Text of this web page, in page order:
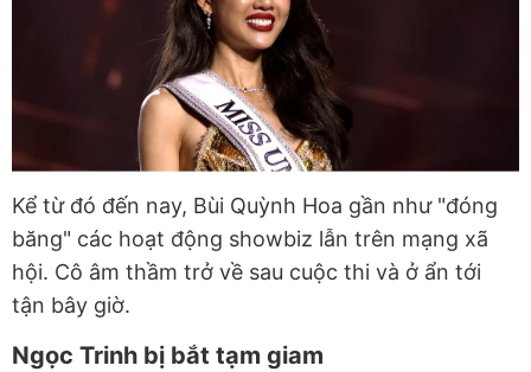
Kể từ đó đến nay, Bùi Quỳnh Hoa gần như "đóng
băng" các hoạt động showbiz lẫn trên mạng xã
hội. Cô âm thầm trở về sau cuộc thi và ở ẩn tới
tận bây giờ.
Ngọc Trinh bị bắt tạm giam